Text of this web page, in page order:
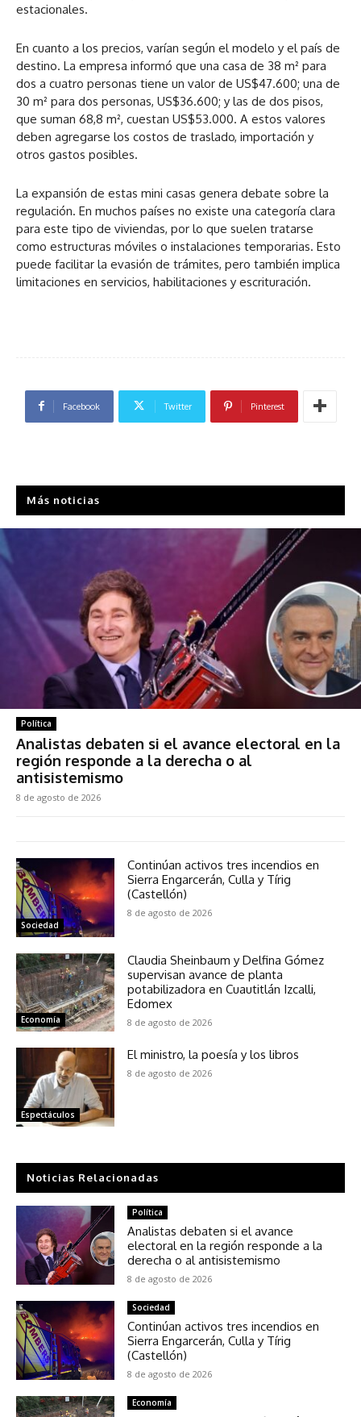
estacionales.
En cuanto a los precios, varían según el modelo y el país de
destino. La empresa informó que una casa de 38 m² para
dos a cuatro personas tiene un valor de US$47.600; una de
30 m² para dos personas, US$36.600; y las de dos pisos,
que suman 68,8 m², cuestan US$53.000. A estos valores
deben agregarse los costos de traslado, importación y
otros gastos posibles.
La expansión de estas mini casas genera debate sobre la
regulación. En muchos países no existe una categoría clara
para este tipo de viviendas, por lo que suelen tratarse
como estructuras móviles o instalaciones temporarias. Esto
puede facilitar la evasión de trámites, pero también implica
limitaciones en servicios, habilitaciones y escrituración.
Facebook Twitter Pinterest
Más noticias
Política
Analistas debaten si el avance electoral en la
región responde a la derecha o al
antisistemismo
8 de agosto de 2026
Sociedad
Continúan activos tres incendios en
Sierra Engarcerán, Culla y Tírig
(Castellón)
8 de agosto de 2026
Economía
Claudia Sheinbaum y Delfina Gómez
supervisan avance de planta
potabilizadora en Cuautitlán Izcalli,
Edomex
8 de agosto de 2026
Espectáculos
El ministro, la poesía y los libros
8 de agosto de 2026
Noticias Relacionadas
Política
Analistas debaten si el avance
electoral en la región responde a la
derecha o al antisistemismo
8 de agosto de 2026
Sociedad
Continúan activos tres incendios en
Sierra Engarcerán, Culla y Tírig
(Castellón)
8 de agosto de 2026
Economía